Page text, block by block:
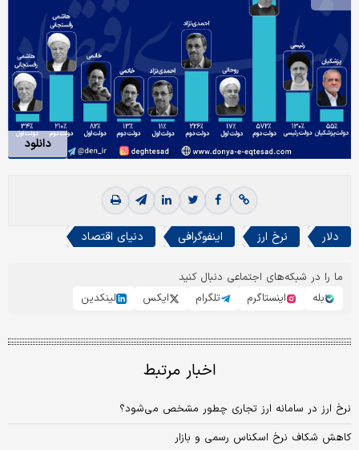
دانلود
دلار نرخ ارز اینفوگرافی دنیای اقتصاد
ما را در شبکه‌های اجتماعی دنبال کنید
بله
اینستاگرم تلگرام ایکس لینکدین
اخبار مرتبط
نرخ ارز در سامانه ارز تجاری چطور مشخص می‌شود؟
کاهش شکاف نرخ اسکناس رسمی و بازار